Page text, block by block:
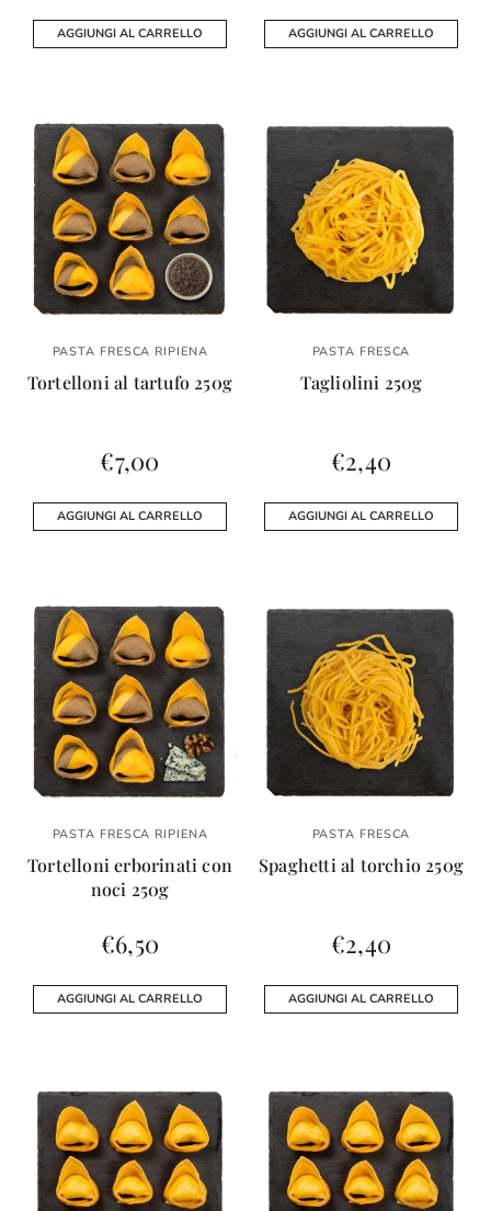
AGGIUNGI AL CARRELLO AGGIUNGI AL CARRELLO
PASTA FRESCA RIPIENA
Tortelloni al tartufo 250g
€7,00
AGGIUNGI AL CARRELLO
PASTA FRESCA
Tagliolini 250g
€2,40
AGGIUNGI AL CARRELLO
PASTA FRESCA RIPIENA
Tortelloni erborinati con
noci 250g
€6,50
AGGIUNGI AL CARRELLO
PASTA FRESCA
Spaghetti al torchio 250g
€2,40
AGGIUNGI AL CARRELLO